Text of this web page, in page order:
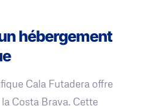
hébergement
Cala Futadera offre
Costa Brava. Cette